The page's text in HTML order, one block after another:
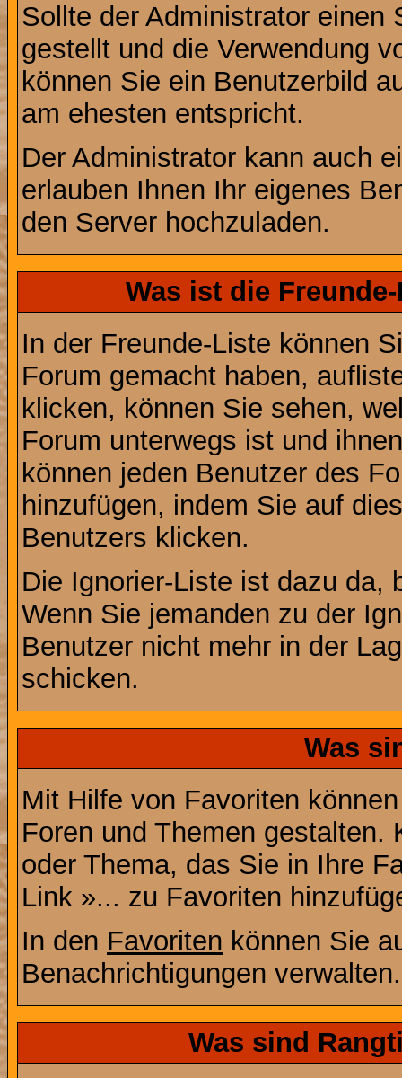
Sollte der Administrator einen
gestellt und die Verwendung
können Sie ein Benutzerbild
am ehesten entspricht.
Der Administrator kann auch
erlauben Ihnen Ihr eigenes
den Server hochzuladen.
Was ist die
In der Freunde-Liste können
Forum gemacht haben,
klicken, können Sie sehen,
Forum unterwegs ist und
können jeden Benutzer des
hinzufügen, indem Sie auf
Benutzers klicken.
Die Ignorier-Liste ist dazu da,
Wenn Sie jemanden zu der
Benutzer nicht mehr in der
schicken.
Was
Mit Hilfe von Favoriten
Foren und Themen
oder Thema, das Sie in Ihre
Link »... zu Favoriten
In den Favoriten können Sie
Benachrichtigungen verwalten.
Was sind